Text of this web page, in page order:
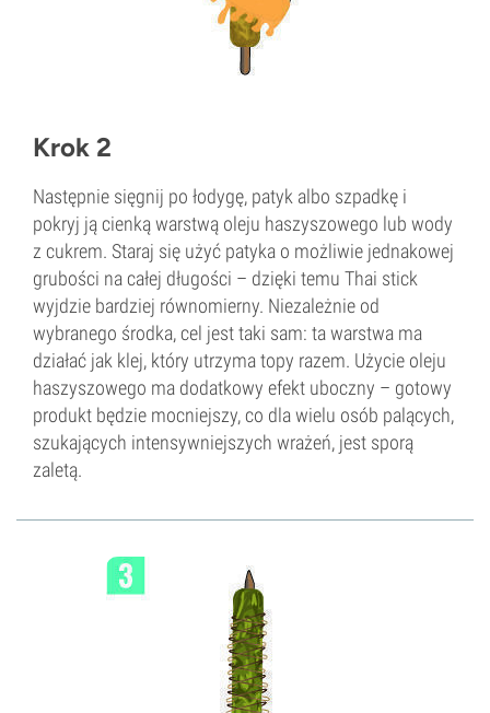
Krok 2
Następnie sięgnij po łodygę, patyk albo szpadkę i
pokryj ją cienką warstwą oleju haszyszowego lub wody
z cukrem. Staraj się użyć patyka o możliwie jednakowej
grubości na całej długości – dzięki temu Thai stick
wyjdzie bardziej równomierny. Niezależnie od
wybranego środka, cel jest taki sam: ta warstwa ma
działać jak klej, który utrzyma topy razem. Użycie oleju
haszyszowego ma dodatkowy efekt uboczny – gotowy
produkt będzie mocniejszy, co dla wielu osób palących,
szukających intensywniejszych wrażeń, jest sporą
zaletą.